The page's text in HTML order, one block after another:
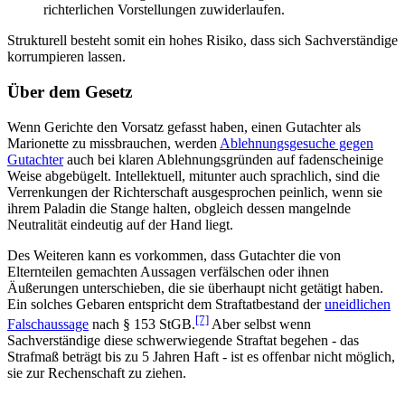
richterlichen Vorstellungen zuwiderlaufen.
Strukturell besteht somit ein hohes Risiko, dass sich Sachverständige
korrumpieren lassen.
Über dem Gesetz
Wenn Gerichte den Vorsatz gefasst haben, einen Gutachter als
Marionette zu missbrauchen, werden Ablehnungsgesuche gegen
Gutachterauch bei klaren Ablehnungsgründen auf fadenscheinige
Weise abgebügelt. Intellektuell, mitunter auch sprachlich, sind die
Verrenkungen der Richterschaft ausgesprochen peinlich, wenn sie
ihrem Paladin die Stange halten, obgleich dessen mangelnde
Neutralität eindeutig auf der Hand liegt.
Des Weiteren kann es vorkommen, dass Gutachter die von
Elternteilen gemachten Aussagen verfälschen oder ihnen
Äußerungen unterschieben, die sie überhaupt nicht getätigt haben.
Ein solches Gebaren entspricht dem Straftatbestand deruneidlichen
Falschaussage nach § 153 StGB.[7] Aber selbst wenn
Sachverständige diese schwerwiegende Straftat begehen - das
Strafmaß beträgt bis zu 5 Jahren Haft - ist es offenbar nicht möglich,
sie zur Rechenschaft zu ziehen.